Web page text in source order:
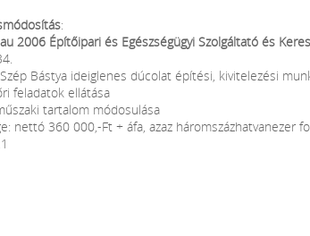
:
2006 Építőipari és Egészségügyi Szolgáltató és
Bástya ideiglenes dúcolat építési, kivitelezési
feladatok ellátása
tartalom módosulása
nettó 360 000,-Ft + áfa, azaz háromszázhatvanezer